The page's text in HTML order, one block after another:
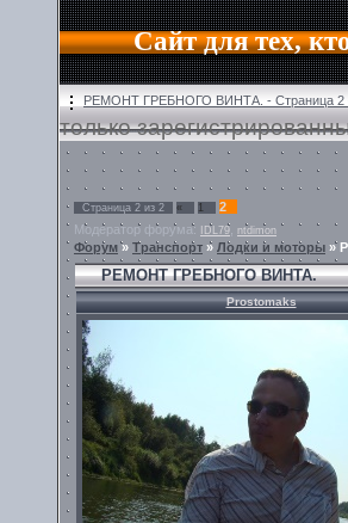
Сайт для тех,
РЕМОНТ ГРЕБНОГО ВИНТА. - Страница 2
только
Страница 2 из 2 « 1
2
Модератор форума:
IDL79 ntdimon
Форум» Транспорт » Лодки и моторы »
РЕМОНТ ГРЕБНОГО ВИНТА.
Prostomaks